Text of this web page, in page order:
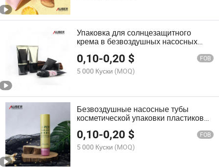
Упаковка для солнцезащитного
крема в безвоздушных насосных
трубках, пластиковая упаковка
0,10-0,20 $ FOB
5 000 Куски (MOQ)
Безвоздушные насосные тубы
косметической упаковки пластиковая
0,10-0,20 $ FOB
5 000 Куски (MOQ)